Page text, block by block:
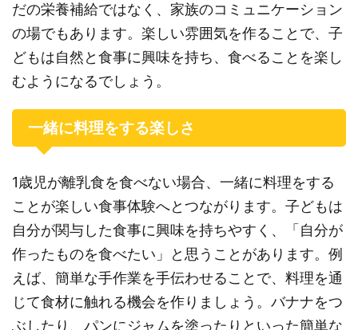
だの栄養補給ではなく、家族のコミュニケーション
の場でもあります。楽しい雰囲気を作ることで、子
どもは自然と食事に興味を持ち、食べることを楽し
むようになるでしょう。
一緒に料理をする楽しさ
1歳児が離乳食を食べない場合、一緒に料理をする
ことが楽しい食事体験へとつながります。子どもは
自分が関与した食事に興味を持ちやすく、「自分が
作ったものを食べたい」と思うことがあります。例
えば、簡単な手作業を手伝わせることで、料理を通
じて食材に触れる機会を作りましょう。バナナをつ
ぶしたり、パンにジャムを塗ったりといった簡単な